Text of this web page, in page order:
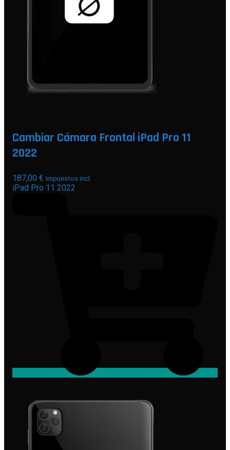
Cambiar Cámara Frontal iPad Pro 11
2022
187,00 € Impuestos incl.
iPad Pro 11 2022